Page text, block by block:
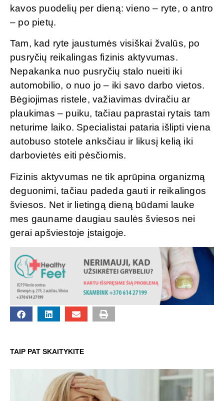
kavos puodelių per dieną: vieno – ryte, o antro
– po pietų.
Tam, kad ryte jaustumės visiškai žvalūs, po
pusryčių reikalingas fizinis aktyvumas.
Nepakanka nuo pusryčių stalo nueiti iki
automobilio, o nuo jo – iki savo darbo vietos.
Bėgiojimas ristele, važiavimas dviračiu ar
plaukimas – puiku, tačiau paprastai rytais tam
neturime laiko. Specialistai pataria išlipti viena
autobuso stotele anksčiau ir likusį kelią iki
darbovietės eiti pėsčiomis.
Fizinis aktyvumas ne tik aprūpina organizmą
deguonimi, tačiau padeda gauti ir reikalingos
šviesos. Net ir lietingą dieną būdami lauke
mes gauname daugiau saulės šviesos nei
gerai apšviestoje įstaigoje.
TAIP PAT SKAITYKITE